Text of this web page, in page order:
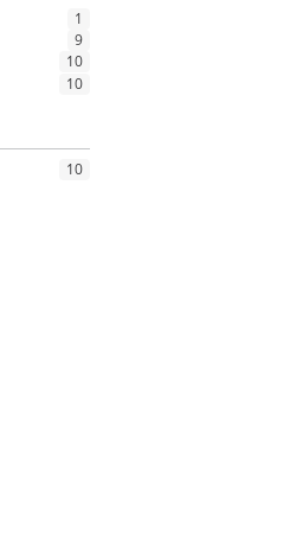
1
9
10
10
10